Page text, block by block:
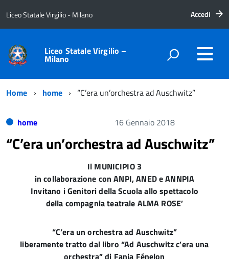
Liceo Statale Virgilio - Milano Accedi
Liceo Statale Virgilio –
Milano
Home home “C’era un’orchestra ad Auschwitz”
home 16 Gennaio 2018
“C’era un’orchestra ad Auschwitz”
Il MUNICIPIO 3
in collaborazione con ANPI, ANED e ANNPIA
Invitano i Genitori della Scuola allo spettacolo
della compagnia teatrale ALMA ROSE’
“C’era un orchestra ad Auschwitz”
liberamente tratto dal libro “Ad Auschwitz c’era una
orchestra” di Fania Fénelon